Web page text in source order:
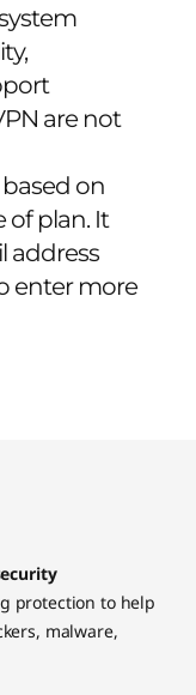
are not
on
of plan. It
address
enter more
protection to help
malware,